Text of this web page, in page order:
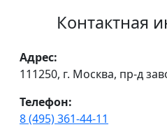
Контактная
Адрес:
111250, г. Москва, пр-д
Телефон:
8 (495) 361-44-11